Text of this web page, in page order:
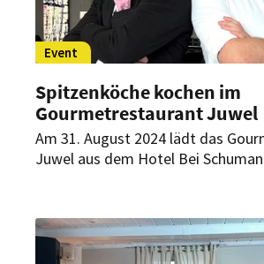
Event
Spitzenköche kochen im
Gourmetrestaurant Juwel
Am 31. August 2024 lädt das
Juwel aus dem Hotel Bei
Winzer.